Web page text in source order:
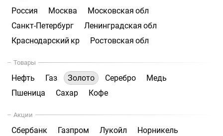
Россия Москва
Московская обл
Санкт-Петербург
Ленинградская обл
Краснодарский кр
Ростовская обл
Товары
Нефть Газ Золото Серебро
Медь
Пшеница
Сахар Кофе
Акции
Сбербанк Газпром Лукойл
Норникель